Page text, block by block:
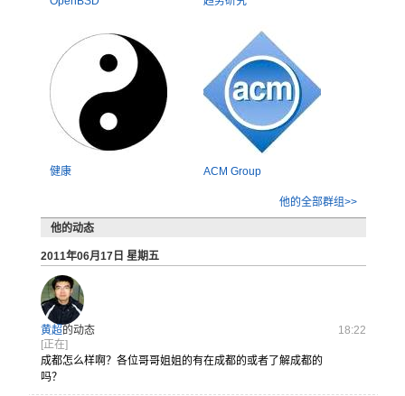
健康 ACM Group
他的全部群组>>
他的动态
2011年06月17日 星期五
黄超的动态
18:22
[正在]
成都怎么样啊？各位哥哥姐姐的有在成都的或者了解成都的
吗？